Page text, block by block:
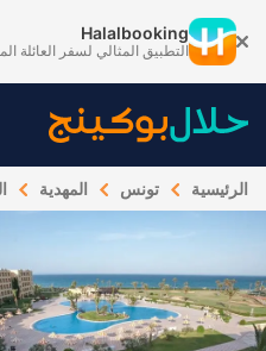
Halalbooking
التطبيق المثالي لسفر العائلة
الرئيسية تونس المهدية